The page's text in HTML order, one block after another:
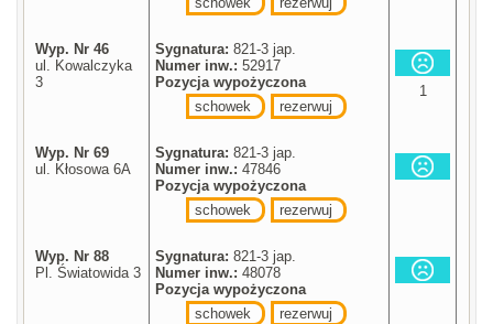
Wyp. Nr 46
ul. Kowalczyka
3
Sygnatura: 821-3 jap.
Numer inw.: 52917
Pozycja wypożyczona
schowek
rezerwuj
1
Wyp. Nr 69
ul. Kłosowa 6A
Sygnatura: 821-3 jap.
Numer inw.: 47846
Pozycja wypożyczona
schowek
rezerwuj
Wyp. Nr 88
Pl. Światowida 3
Sygnatura: 821-3 jap.
Numer inw.: 48078
Pozycja wypożyczona
schowek
rezerwuj